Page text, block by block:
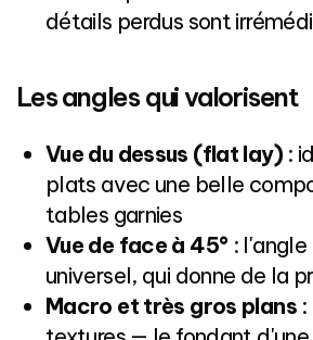
détails perdus sont
Les angles qui valorisent
Vue du dessus (flat lay):
plats avec une belle
tables garnies
Vue de face à 45° :
universel, qui donne de la
Macro et très gros plans: